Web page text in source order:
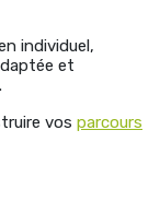
individuel,
et
vos parcours